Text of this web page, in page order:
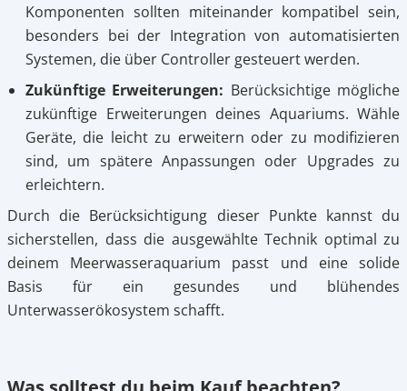
Komponenten sollten miteinander kompatibel sein,
besonders bei der Integration von automatisierten
Systemen, die über Controller gesteuert werden.
Zukünftige Erweiterungen: Berücksichtige mögliche
zukünftige Erweiterungen deines Aquariums. Wähle
Geräte, die leicht zu erweitern oder zu modifizieren
sind, um spätere Anpassungen oder Upgrades zu
erleichtern.
Durch die Berücksichtigung dieser Punkte kannst du
sicherstellen, dass die ausgewählte Technik optimal zu
deinem Meerwasseraquarium passt und eine solide
Basis für ein gesundes und blühendes
Unterwasserökosystem schafft.